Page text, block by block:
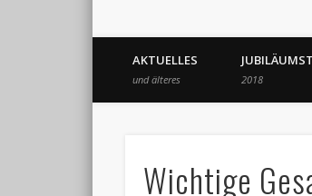
AKTUELLES
und älteres 2018
Wichtige